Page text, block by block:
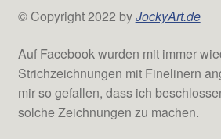
© Copyright 2022 byJockyArt.de
Auf Facebook wurden mit immer
Strichzeichnungen mit Finelinern
mir so gefallen, dass ich
solche Zeichnungen zu machen.